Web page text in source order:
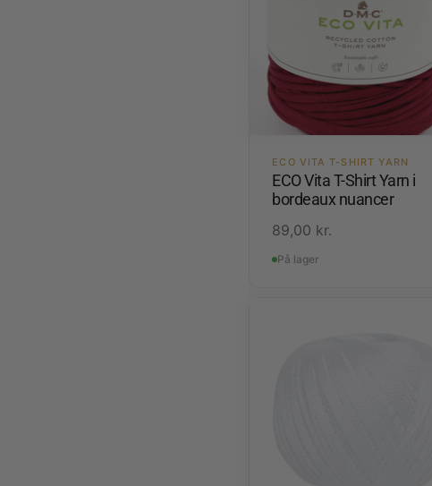
ECO VITA T-SHIRT YARN
ECO Vita T-Shirt Yarn i
bordeaux nuancer
89,00 kr.
På lager